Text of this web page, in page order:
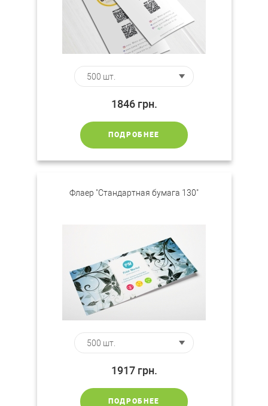
1846 грн.
ПОДРОБНЕЕ
Флаер "Стандартная бумага 130"
1917 грн.
ПОДРОБНЕЕ